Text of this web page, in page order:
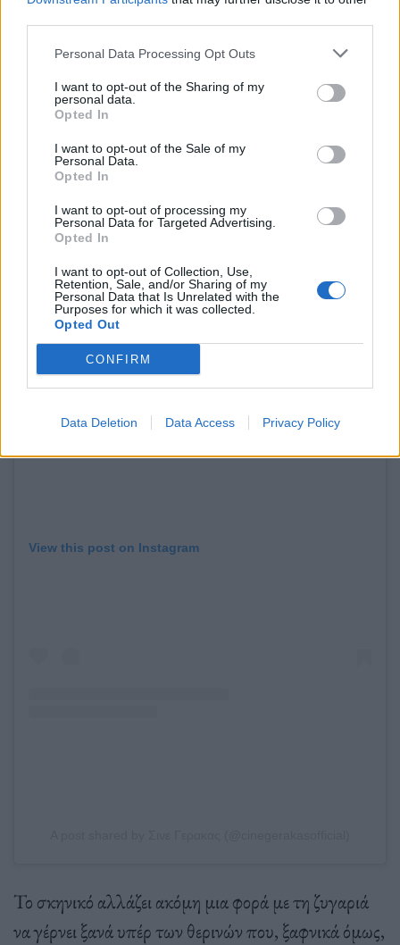
Personal Data Processing Opt Outs
I want to opt-out of the Sharing of my
personal data.
Opted In
I want to opt-out of the Sale of my
Personal Data.
Opted In
I want to opt-out of processing my
Personal Data for Targeted Advertising.
Opted In
I want to opt-out of Collection, Use,
Retention, Sale, and/or Sharing of my
Personal Data that Is Unrelated with the
Purposes for which it was collected.
Opted Out
CONFIRM
Data Deletion Data Access Privacy Policy
κινηματογράφους άδειους, με πολύ λίγες εξαιρέσεις
οι οποίες, στην εποχή των αυξημένων λογαριασμών
ενέργειας δεν είναι πλέον λύση για τη βιωσιμότητα
View this post on Instagram
Το σκηνικό αλλάζει ακόμη μια φορά με τη ζυγαριά
να γέρνει ξανά υπέρ των θερινών που, ξαφνικά όμως,